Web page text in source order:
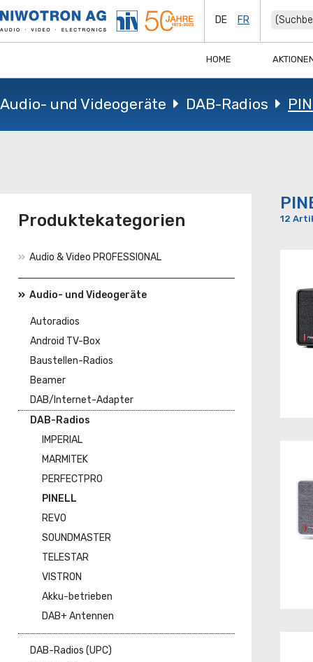
DE FR
HOME
Audio- und Videogeräte DAB-Radios
Produktekategorien
Audio & Video PROFESSIONAL
Audio- und Videogeräte
Autoradios
Android TV-Box
Baustellen-Radios
Beamer
DAB/Internet-Adapter
DAB-Radios
IMPERIAL
MARMITEK
PERFECTPRO
PINELL
REVO
SOUNDMASTER
TELESTAR
VISTRON
Akku-betrieben
DAB+ Antennen
DAB-Radios (UPC)
12